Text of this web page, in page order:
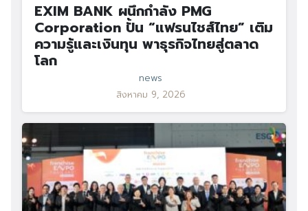
EXIM BANK ผนึกกำลัง PMG
Corporation ปั้น “แฟรนไชส์ไทย” เติม
ความรู้และเงินทุน พาธุรกิจไทยสู่ตลาด
โลก
news
สิงหาคม 9, 2026